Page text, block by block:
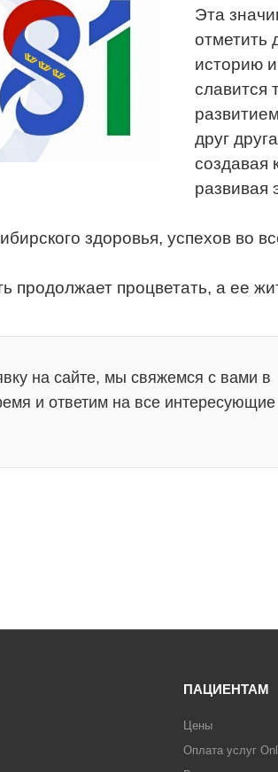
Эта
отметить
историю
славится
друг
создавая
развивая
здоровья, успехов во
продолжает процветать, а ее
на сайте, мы свяжемся с вами в
и ответим на все интересующие
ПАЦИЕНТАМ
Цены
Оплата услуг